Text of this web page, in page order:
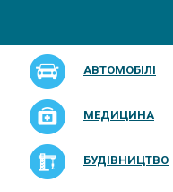
АВТОМОБІЛІ
МЕДИЦИНА
БУДІВНИЦТВО